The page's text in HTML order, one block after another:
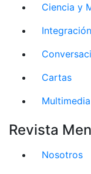
Ciencia y
Cartas
Multimedia
Revista
Nosotros